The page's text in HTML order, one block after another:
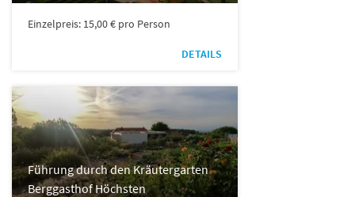
Einzelpreis: 15,00 € pro Person
DETAILS
Führung durch den Kräutergarten
Berggasthof Höchsten